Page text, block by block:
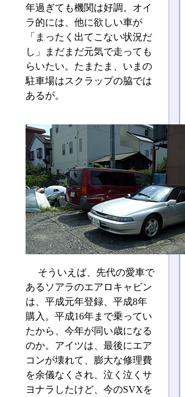
年過ぎても機関は好調。オイ
ラ的には、他に欲しい車が
「まったく出てこない状況だ
し」まだまだ元気で走っても
らいたい。たまたま、いまの
駐車場はスクラップの脇では
あるが。
そういえば、先代の愛車で
あるソアラのエアロキャビン
は、平成元年登録、平成8年
購入。平成16年まで乗ってい
たから、今年が同い歳になる
のか。アイツは、最後にエア
コンが壊れて、膨大な修理費
を余儀なくされ、泣く泣くサ
ヨナラしたけど、今のSVXを